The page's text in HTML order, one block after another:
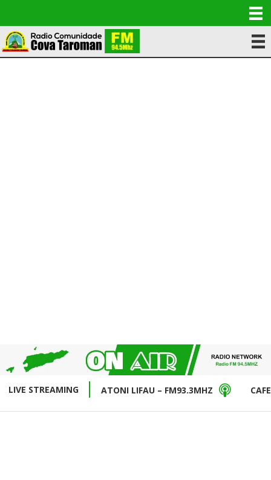
LIVE STREAMING ATONI LIFAU – FM93.3MHZ